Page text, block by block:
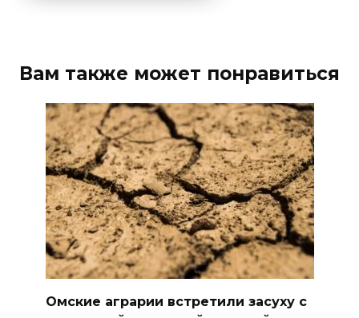
Вам также может понравиться
Омские аграрии встретили засуху с